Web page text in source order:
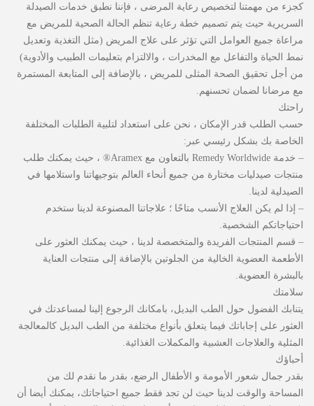
كجزء من مهمتنا لتخصيص رعاية المرضى ، فإننا نطبق خدمات الصيدلة
السريرية حيث يتم تصميم خطة رعاية تنظم الحالة الصحية للمريض مع
مراعاة جميع العوامل التي تؤثر على علاج المريض (مثل التغذية وتعديل
نمط الحياة والتفاعل مع المخدرات ، والالتزام بتعليمات الطبيب والأدوية)
من أجل تحقيق الصحة المثلى للمريض ، بالإضافة إلى المتابعة المستمرة
مع مرضانا لضمان تحسنهم.
راحتك
حسب الطلب قدر الإمكان ، نحن على استعداد لتلبية الطلبات المختلفة
الخاصة بك بشكل رئيسي عبر:
– خدمة Remedy Worldwide بالتعاون مع Aramex® ، حيث يمكنك طلب
منتجات صيدليات مختارة من جميع أنحاء العالم بتوجيهاتنا واستلامها في
الصيدلية لدينا.
– إذا لم يكن العلاج الأنسب متاحًا ؛ علاجاتنا المصنوعة لدينا ستخدم
احتياجاتكم الشخصية.
– قسم المنتجات الفريدة والمتخصصة لدينا ، حيث يمكنك العثور على
الأطعمة العضوية الخالية من الجلوتين بالإضافة إلى منتجات العناية
بالبشرة العضوية.
سلامتك
يتنابك الفضول حول الطب البديل، بامكانك الرجوع إلينا لمساعدتك في
العثور على إجاباتك فيما يتعلق بأنواع مختلفة من الطب البديل كالمعالجة
المثلية والعلاجات العشبية والمكملات الغذائية.
أحباؤك
بقدر جمال شعور الأمومة و الأطفال الرضع، بقدر ما نقدم لك من
المساحة والوقت لدينا حيث لن تجد فقط جميع احتياجاتك، يمكنك أيضا أن